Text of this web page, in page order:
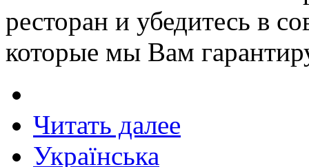
ресторан и убедитесь в
которые мы Вам
Читать далее
Українська